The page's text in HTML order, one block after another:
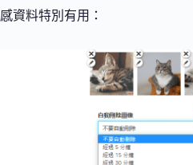
感資料特別有用：